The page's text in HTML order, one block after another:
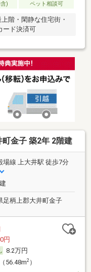
) ペット相談可
階・閑静な住宅街・
ード決済可
金子 築2年 2階建
場線 上大井駅 徒歩7分
足柄上郡大井町金子
円
8.2万円
56.48m2）